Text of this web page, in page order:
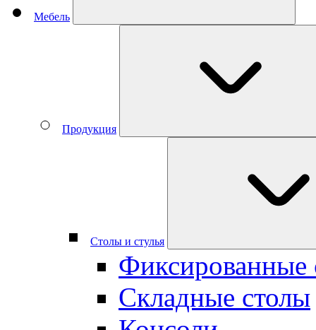
Мебель
Продукция
Столы и стулья
Фиксированные
Складные столы